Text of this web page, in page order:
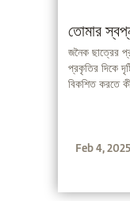
তোমার
জনৈক ছাত্রের
প্রকৃতির দিকে
বিকশিত করতে
Feb 4, 2025